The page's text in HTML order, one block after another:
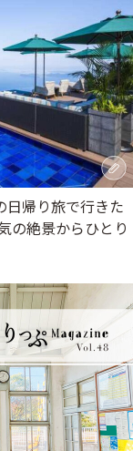
帰り旅で行きた
の絶景からひとり